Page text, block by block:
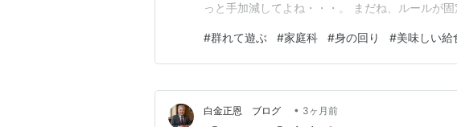
っと手加減してよね・・・。 まだね、ルールが
も伝えつつ、楽しんでもらいつつ、そこそこ盛り
解散です！ 体育館では、5年生…
#群れて遊ぶ #家庭科 #身の回り #美味しい給
白金正恩 ブログ • 3ヶ月前